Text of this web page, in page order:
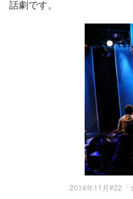
話劇です。
2014年11月#22「